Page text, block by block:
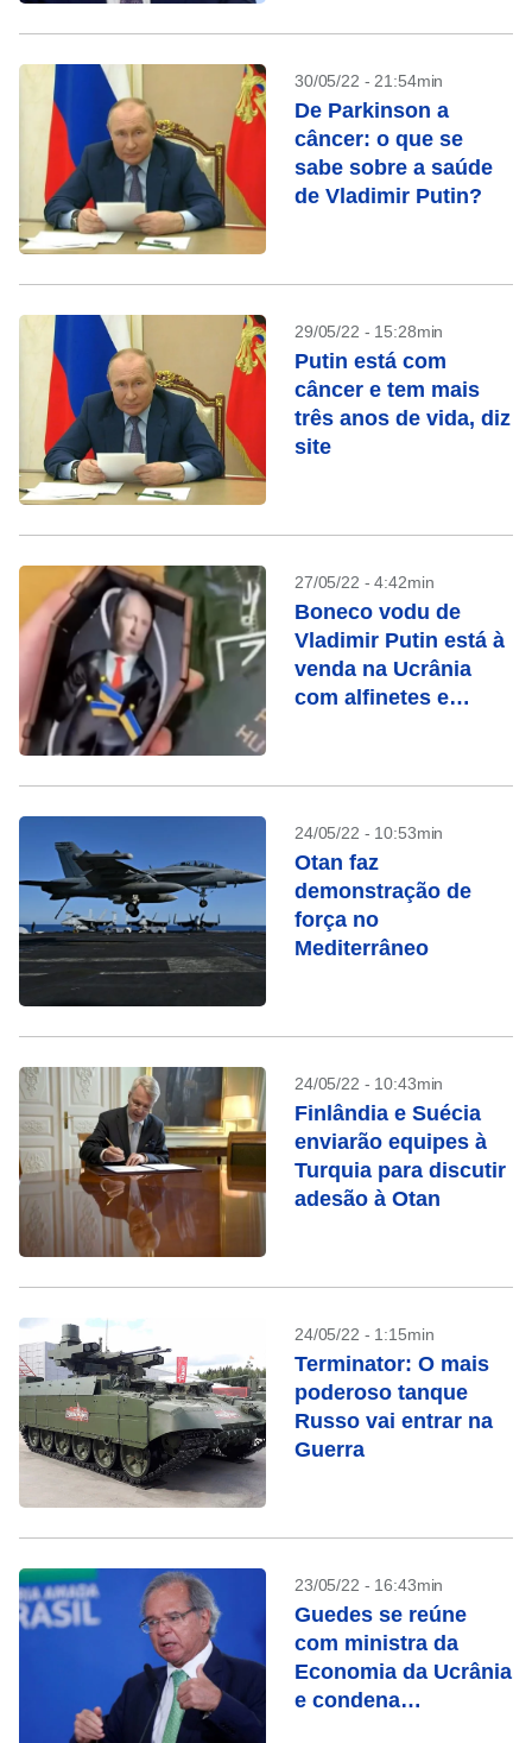
30/05/22 - 21:54min
De Parkinson a
câncer: o que se
sabe sobre a saúde
de Vladimir Putin?
29/05/22 - 15:28min
Putin está com
câncer e tem mais
três anos de vida, diz
site
27/05/22 - 4:42min
Boneco vodu de
Vladimir Putin está à
venda na Ucrânia
com alfinetes e
24/05/22 - 10:53min
Otan faz
demonstração de
força no
Mediterrâneo
24/05/22 - 10:43min
Finlândia e Suécia
enviarão equipes à
Turquia para discutir
adesão à Otan
24/05/22 - 1:15min
Terminator: O mais
poderoso tanque
Russo vai entrar na
Guerra
23/05/22 - 16:43min
Guedes se reúne
com ministra da
Economia da Ucrânia
e condena